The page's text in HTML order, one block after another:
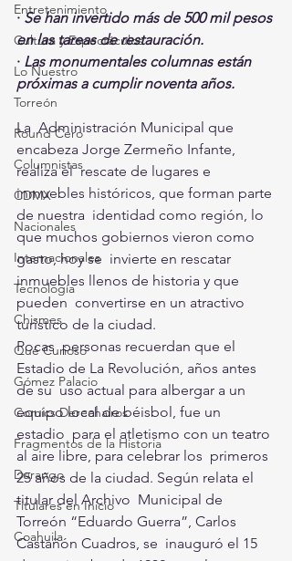
Entretenimiento
Cultura y Espectáculos
Lo Nuestro
Torreón
Round Cero
Columnistas
CDMX
Nacionales
Internacionales
Tecnología
Chismes
Qué Curioso
Gómez Palacio
Comics Derechairos
Fragmentos de la Historia
Durango
Titulares en Inicio
Coahuila
· Se han invertido más de 500 mil pesos
en las tareas de restauración.
· Las monumentales columnas están
próximas a cumplir noventa años.
La  Administración Municipal que
encabeza Jorge Zermeño Infante,
realiza el  rescate de lugares e
inmuebles históricos, que forman parte
de nuestra  identidad como región, lo
que muchos gobiernos vieron como
gasto, hoy se  invierte en rescatar
inmuebles llenos de historia y que
pueden  convertirse en un atractivo
turístico de la ciudad.
Pocas  personas recuerdan que el
Estadio de La Revolución, años antes
de su  uso actual para albergar a un
equipo local de béisbol, fue un
estadio  para el atletismo con un teatro
al aire libre, para celebrar los  primeros
25 años de la ciudad. Según relata el
titular del Archivo  Municipal de
Torreón “Eduardo Guerra”, Carlos
Castañón Cuadros, se  inauguró el 15